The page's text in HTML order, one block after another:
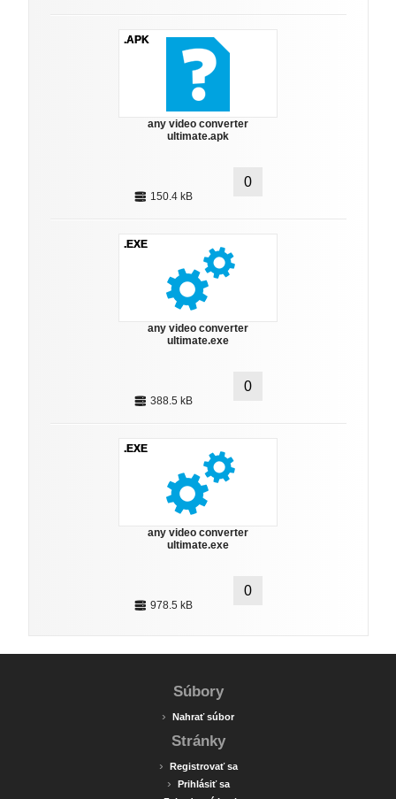
.APK
any video converter
ultimate.apk
150.4 kB
0
.EXE
any video converter
ultimate.exe
388.5 kB
0
.EXE
any video converter
ultimate.exe
978.5 kB
0
Súbory
› Nahrať súbor
Stránky
› Registrovať sa
› Prihlásiť sa